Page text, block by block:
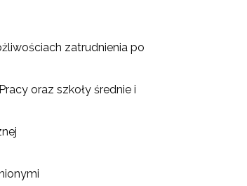
zatrudnienia po
oraz szkoły średnie i